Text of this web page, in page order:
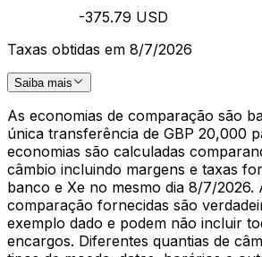
-375.79 USD
Taxas obtidas em 8/7/2026
Saiba mais
As economias de comparação são
única transferência de GBP 20,000
economias são calculadas
câmbio incluindo margens e taxas
banco e Xe no mesmo dia 8/7/2026.
comparação fornecidas são
exemplo dado e podem não incluir
encargos. Diferentes quantias de